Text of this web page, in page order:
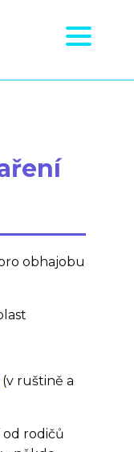
obhajobu
(v ruštině a
rodičů